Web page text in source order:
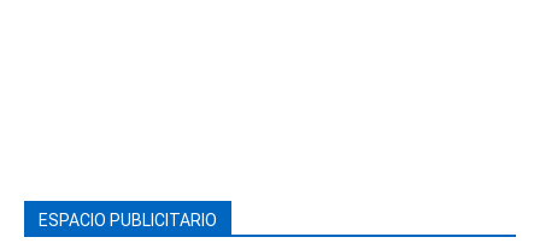
ESPACIO PUBLICITARIO